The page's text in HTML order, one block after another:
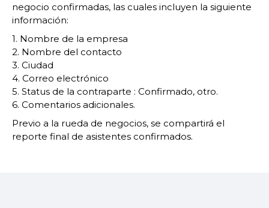
negocio confirmadas, las cuales incluyen la siguiente
información:
1. Nombre de la empresa
2. Nombre del contacto
3. Ciudad
4. Correo electrónico
5. Status de la contraparte : Confirmado, otro.
6. Comentarios adicionales.
Previo a la rueda de negocios, se compartirá el
reporte final de asistentes confirmados.